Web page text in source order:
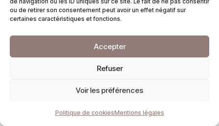
ou de retirer son consentement peut avoir un effet négatif sur
certaines caractéristiques et fonctions.
Accepter
Refuser
Voir les préférences
Politique de cookiesMentions légales